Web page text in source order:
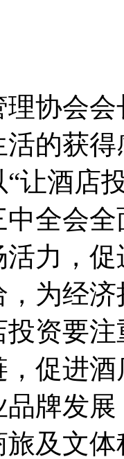
协会
的获
让酒店
全会
力，
为经
资要
促进
牌发
及文